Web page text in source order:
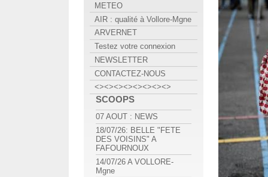
METEO
AIR : qualité à Vollore-Mgne
ARVERNET
Testez votre connexion
NEWSLETTER
CONTACTEZ-NOUS
<><><><><><><><>
SCOOPS
07 AOUT : NEWS
18/07/26: BELLE "FETE
DES VOISINS" A
FAFOURNOUX
14/07/26 A VOLLORE-
Mgne